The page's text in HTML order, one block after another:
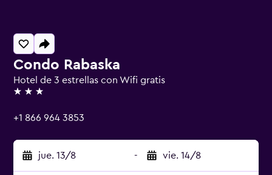
Condo Rabaska
Hotel de 3 estrellas con Wifi gratis
3 estrellas
+1 866 964 3853
jue. 13/8 - vie. 14/8